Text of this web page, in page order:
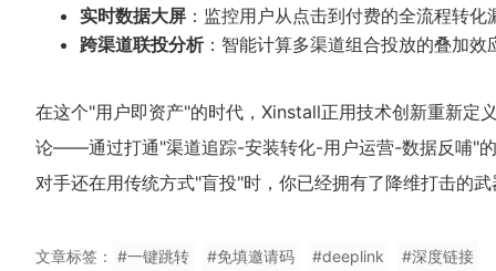
实时数据大屏 ：监控用户从点击到付费的全流程转化
跨渠道联投分析：智能计算多渠道组合投放的叠加效
在这个"用户即资产"的时代，Xinstall正用技术创新重新定
论——通过打通"渠道追踪-安装转化-用户运营-数据反哺"
对手还在用传统方式"盲投"时，你已经拥有了降维打击的
文章标签： #一键跳转 #免填邀请码 #deeplink #深度链接